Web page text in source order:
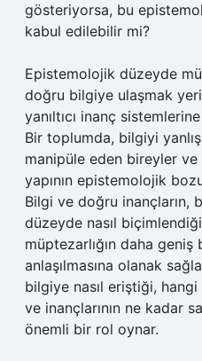
gösteriyorsa, bu
kabul edilebilir mi?
Epistemolojik düzeyde
doğru bilgiye ulaşmak
yanıltıcı inanç
Bir toplumda, bilgiyi
manipüle eden bireyler
yapının epistemolojik
Bilgi ve doğru inançların,
düzeyde nasıl
müptezarlığın daha
anlaşılmasına olanak
bilgiye nasıl eriştiği,
ve inançlarının ne kadar
önemli bir rol oynar.